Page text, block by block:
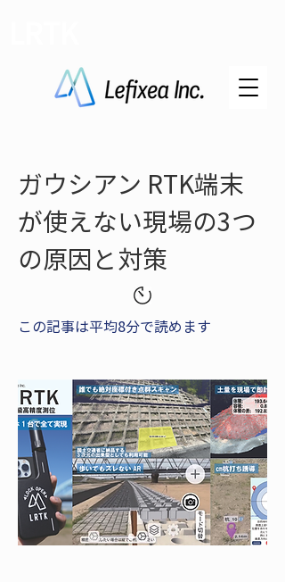
ガウシアン RTK端末
が使えない現場の3つ
の原因と対策
この記事は平均8分で読めます